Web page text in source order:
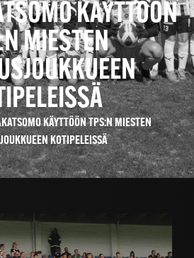
KÄYTTÖÖN
MIESTEN
KÄYTTÖÖN TPS:N MIESTEN
KOTIPELEISSÄ